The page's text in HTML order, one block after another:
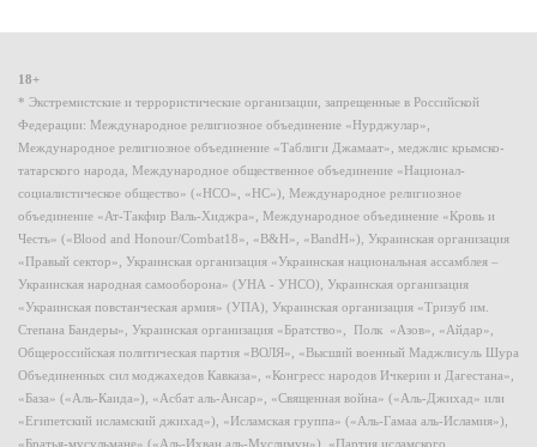
18+
* Экстремистские и террористические организации, запрещенные в Российской
Федерации: Международное религиозное объединение «Нурджулар»,
Международное религиозное объединение «Таблиги Джамаат», меджлис крымско-
татарского народа, Международное общественное объединение «Национал-
социалистическое общество» («НСО», «НС»), Международное религиозное
объединение «Ат-Такфир Валь-Хиджра», Международное объединение «Кровь и
Честь» («Blood and Honour/Combat18», «B&H», «BandH»), Украинская организация
«Правый сектор», Украинская организация «Украинская национальная ассамблея –
Украинская народная самооборона» (УНА - УНСО), Украинская организация
«Украинская повстанческая армия» (УПА), Украинская организация «Тризуб им.
Степана Бандеры», Украинская организация «Братство», Полк «Азов», «Айдар»,
Общероссийская политическая партия «ВОЛЯ», «Высший военный Маджлисуль Шура
Объединенных сил моджахедов Кавказа», «Конгресс народов Ичкерии и Дагестана»,
«База» («Аль-Каида»), «Асбат аль-Ансар», «Священная война» («Аль-Джихад» или
«Египетский исламский джихад»), «Исламская группа» («Аль-Гамаа аль-Исламия»),
«Братья-мусульмане» («Аль-Ихван аль-Муслимун»), «Партия исламского